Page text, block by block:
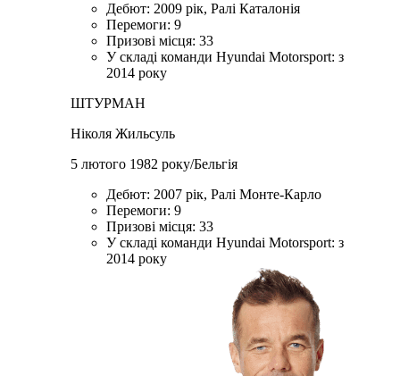
Дебют: 2009 рік, Ралі Каталонія
Перемоги: 9
Призові місця: 33
У складі команди Hyundai Motorsport: з
2014 року
ШТУРМАН
Ніколя Жильсуль
5 лютого 1982 року/Бельгія
Дебют: 2007 рік, Ралі Монте-Карло
Перемоги: 9
Призові місця: 33
У складі команди Hyundai Motorsport: з
2014 року